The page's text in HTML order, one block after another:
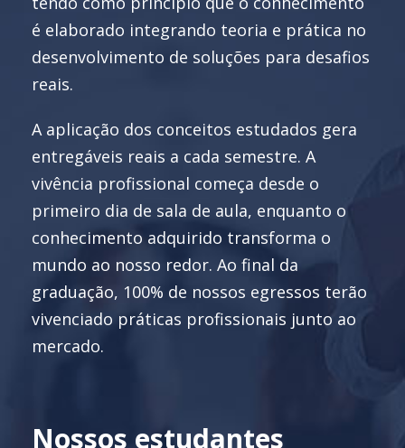
mundo ao nosso redor. Ao final da
graduação, 100% de nossos egressos terão
vivenciado práticas profissionais junto ao
Nossos estudantes
vivenciam a realidade
profissional desde o
início do curso com apoio
de professores e
mentores atuantes no